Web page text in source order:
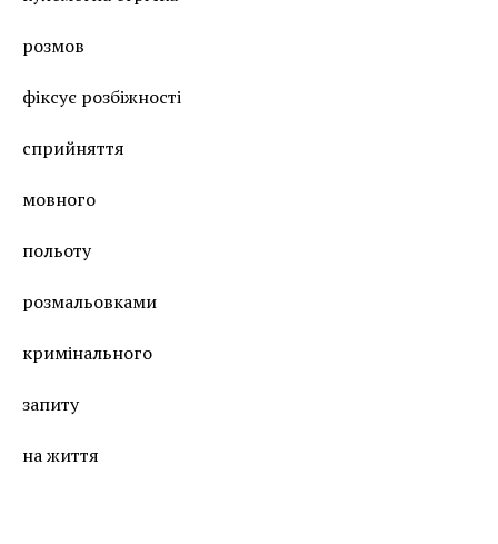
розмов
фіксує розбіжності
сприйняття
мовного
польоту
розмальовками
кримінального
запиту
на життя